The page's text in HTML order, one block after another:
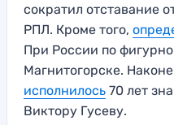
сократил отставание
РПЛ. Кроме того,
При России по
Магнитогорске.
исполнилось 70 лет
Виктору Гусеву.